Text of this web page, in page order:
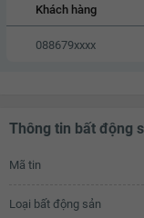
Khách hàng
088679xxxx
Thông tin bất động
Mã tin
Loại bất động sản